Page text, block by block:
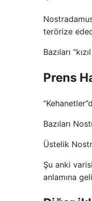
terörize
Bazıları
Prens
Bazıları
Üstelik
Şu anki
anlamına